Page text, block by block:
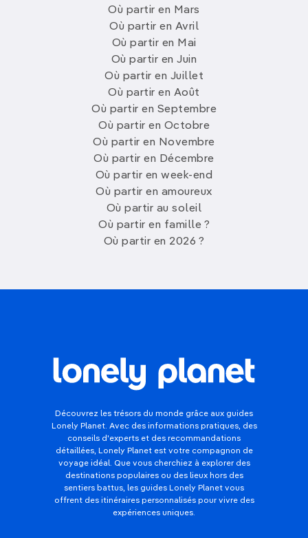
Où partir en Mars
Où partir en Avril
Où partir en Mai
Où partir en Juin
Où partir en Juillet
Où partir en Août
Où partir en Septembre
Où partir en Octobre
Où partir en Novembre
Où partir en Décembre
Où partir en week-end
Où partir en amoureux
Où partir au soleil
Où partir en famille ?
Où partir en 2026 ?
Découvrez les trésors du monde grâce aux guides
Lonely Planet. Avec des informations pratiques, des
conseils d'experts et des recommandations
détaillées, Lonely Planet est votre compagnon de
voyage idéal. Que vous cherchiez à explorer des
destinations populaires ou des lieux hors des
sentiers battus, les guides Lonely Planet vous
offrent des itinéraires personnalisés pour vivre des
expériences uniques.